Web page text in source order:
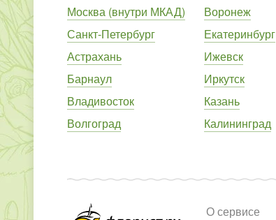
Москва (внутри МКАД)
Санкт-Петербург
Астрахань
Барнаул
Владивосток
Волгоград
Воронеж
Екатеринбург
Ижевск
Иркутск
Казань
Калининград
О сервисе